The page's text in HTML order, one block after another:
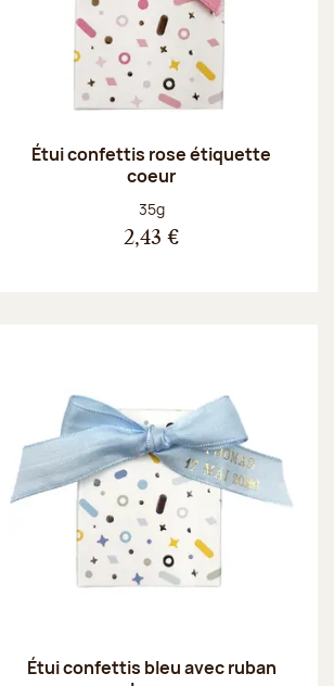
Étui confettis rose étiquette
coeur
Poids net :
35g
2,43 €
Étui confettis bleu avec ruban